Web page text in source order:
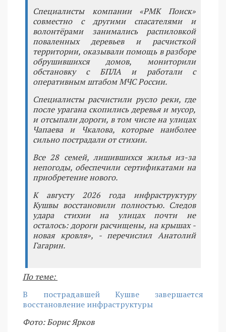
Специалисты компании «РМК Поиск»
совместно с другими спасателями и
волонтёрами занимались распиловкой
поваленных деревьев и расчисткой
территории, оказывали помощь в разборе
обрушившихся домов, мониторили
обстановку с БПЛА и работали с
оперативным штабом МЧС России.
Специалисты расчистили русло реки, где
после урагана скопились деревья и мусор,
и отсыпали дороги, в том числе на улицах
Чапаева и Чкалова, которые наиболее
сильно пострадали от стихии.
Все 28 семей, лишившихся жилья из-за
непогоды, обеспечили сертификатами на
приобретение нового.
К августу 2026 года инфраструктуру
Кушвы восстановили полностью. Следов
удара стихии на улицах почти не
осталось: дороги расчищены, на крышах -
новая кровля», - перечислил Анатолий
Гагарин.
По теме:
В пострадавшей Кушве завершается
восстановление инфраструктуры
Фото: Борис Ярков